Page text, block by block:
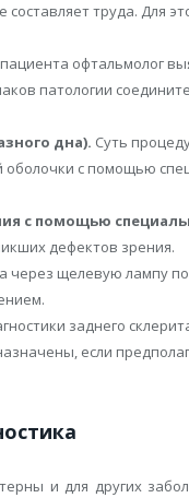
труда. Для
офтальмолог
патологии
дна). Суть
оболочки с помощью
с помощью
дефектов зрения.
через щелевую лампу
заднего
если
и для других